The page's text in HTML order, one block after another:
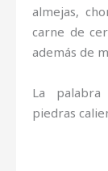
almejas,
carne de
además de
La palabra
piedras